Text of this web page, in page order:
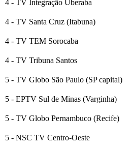
4 - TV Integração Uberaba
4 - TV Santa Cruz (Itabuna)
4 - TV TEM Sorocaba
4 - TV Tribuna Santos
5 - TV Globo São Paulo (SP capital)
5 - EPTV Sul de Minas (Varginha)
5 - TV Globo Pernambuco (Recife)
5 - NSC TV Centro-Oeste